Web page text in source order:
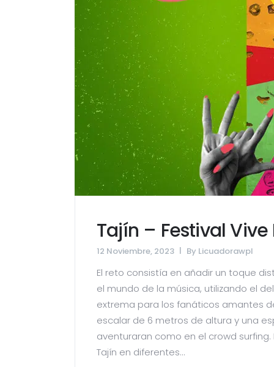
Tajín – Festival Vive
12 Noviembre, 2023 By Licuadorawpl
El reto consistía en añadir un toque
el mundo de la música, utilizando el
extrema para los fanáticos amantes
escalar de 6 metros de altura y una
aventuraran como en el crowd
Tajín en diferentes...